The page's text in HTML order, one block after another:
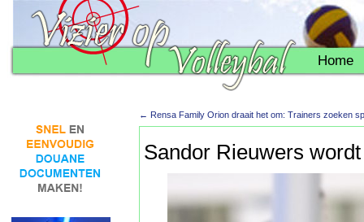
Home
← Rensa Family Orion draait het om: Trainers zoeken
Sandor Rieuwers